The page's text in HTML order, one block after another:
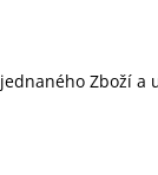
Zboží a